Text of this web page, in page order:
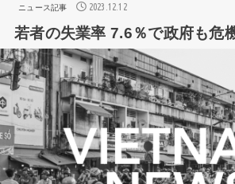
ニュース記事 2023.12.12
若者の失業率 7.6％で政府も危